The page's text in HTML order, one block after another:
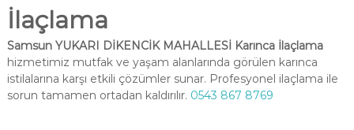
İlaçlama
Samsun YUKARI DİKENCİK MAHALLESİ Karınca İlaçlama
hizmetimiz mutfak ve yaşam alanlarında görülen karınca
istilalarına karşı etkili çözümler sunar. Profesyonel ilaçlama ile
sorun tamamen ortadan kaldırılır. 0543 867 8769